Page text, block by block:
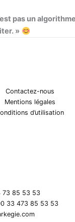
pas un
»
Contactez-nous
Mentions légales
d’utilisation
73 85 53 53
33 473 85 53 53